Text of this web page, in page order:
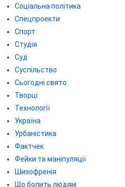
Соціальна політика
Спецпроекти
Спорт
Студія
Суд
Суспільство
Сьогодні свято
Творці
Технології
Україна
Урбаністика
Фактчек
Фейки та маніпуляції
Шизофренія
Що болить людям